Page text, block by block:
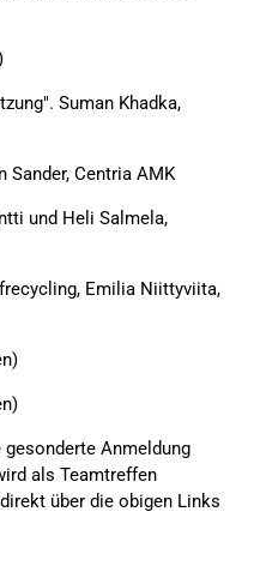
Suman Khadka,
Sander, Centria AMK
und Heli Salmela,
Emilia Niittyviita,
Anmeldung
als Teamtreffen
über die obigen Links